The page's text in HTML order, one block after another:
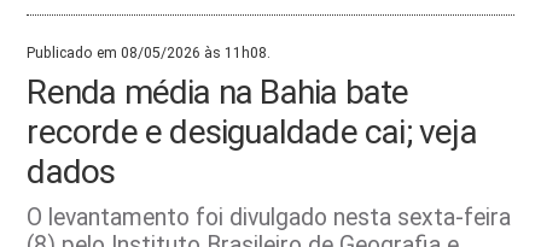
Publicado em 08/05/2026 às 11h08.
Renda média na Bahia bate
recorde e desigualdade cai; veja
dados
O levantamento foi divulgado nesta sexta-feira